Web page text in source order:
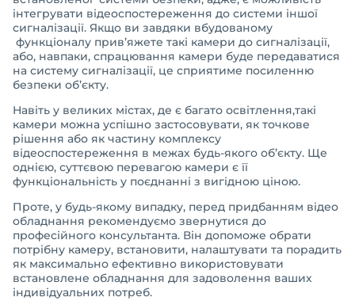
інтегрувати відеоспостереження до системи іншої
сигналізації. Якщо ви завдяки вбудованому
функціоналу прив’яжете такі камери до сигналізації,
або, навпаки, спрацювання камери буде передаватися
на систему сигналізації, це сприятиме посиленню
безпеки об’єкту.
Навіть у великих містах, де є багато освітлення,такі
камери можна успішно застосовувати, як точкове
рішення або як частину комплексу
відеоспостереження в межах будь-якого об’єкту. Ще
однією, суттєвою перевагою камери є її
функціональність у поєднанні з вигідною ціною.
Проте, у будь-якому випадку, перед придбанням відео
обладнання рекомендуємо звернутися до
професійного консультанта. Він допоможе обрати
потрібну камеру, встановити, налаштувати та порадить
як максимально ефективно використовувати
встановлене обладнання для задоволення ваших
індивідуальних потреб.